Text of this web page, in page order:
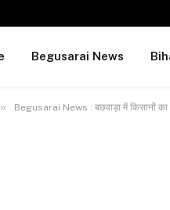
Begusarai News
» Begusarai News : बछवाड़ा में किसानों